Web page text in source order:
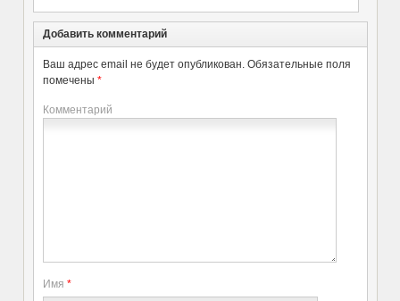
Добавить комментарий
Ваш адрес email не будет опубликован. Обязательные поля
помечены *
Комментарий
Имя *